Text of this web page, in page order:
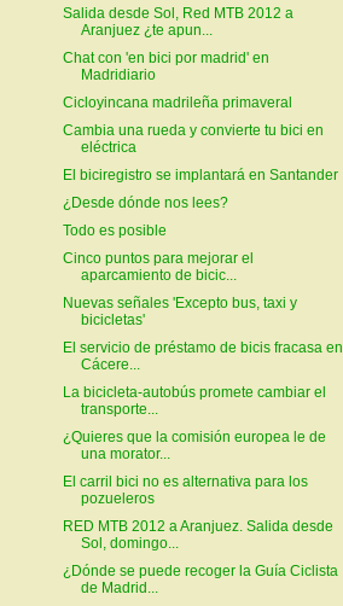
Salida desde Sol, Red MTB 2012 a
Aranjuez ¿te apun...
Chat con 'en bici por madrid' en
Madridiario
Cicloyincana madrileña primaveral
Cambia una rueda y convierte tu bici en
eléctrica
El biciregistro se implantará en Santander
¿Desde dónde nos lees?
Todo es posible
Cinco puntos para mejorar el
aparcamiento de bicic...
Nuevas señales 'Excepto bus, taxi y
bicicletas'
El servicio de préstamo de bicis fracasa en
Cácere...
La bicicleta-autobús promete cambiar el
transporte...
¿Quieres que la comisión europea le de
una morator...
El carril bici no es alternativa para los
pozueleros
RED MTB 2012 a Aranjuez. Salida desde
Sol, domingo...
¿Dónde se puede recoger la Guía Ciclista
de Madrid...